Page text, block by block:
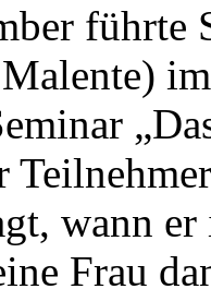
führte
wann
Frau